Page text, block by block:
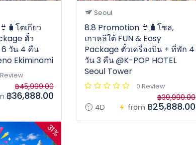
โตเกียว
ตั๋ว
6 วัน 4 คืน
Ekiminami
฿45,999.00
฿36,888.00
Seoul
8.8 Promotion 👙🧳โซล,
เกาหลีใต้ FUN & Easy
Package ตั๋วเครื่องบิน + ที่พัก 4
วัน 3 คืน @K-POP HOTEL
Seoul Tower
0 Review
4D from
฿39,999.00
฿25,888.00
31%